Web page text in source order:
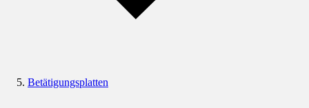
Betätigungsplatten